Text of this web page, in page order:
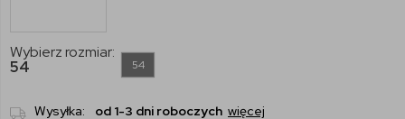
Wybierz rozmiar:
54
54
Wysyłka: od 1-3 dni roboczych więcej